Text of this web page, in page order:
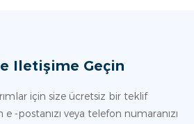
Iletişime Geçin
için size ücretsiz bir teklif
-postanızı veya telefon numaranızı